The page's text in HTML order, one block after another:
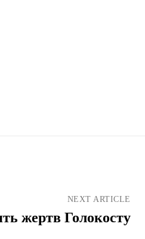
NEXT ARTICLE
жертв Голокосту